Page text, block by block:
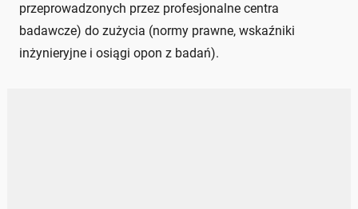
przeprowadzonych przez profesjonalne centra
badawcze) do zużycia (normy prawne, wskaźniki
inżynieryjne i osiągi opon z badań).